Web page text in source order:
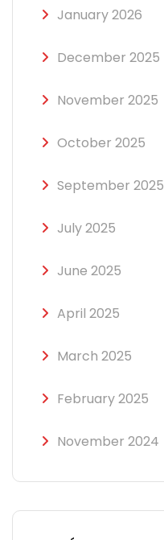
January 2026
December 2025
November 2025
October 2025
September 2025
July 2025
June 2025
April 2025
March 2025
February 2025
November 2024